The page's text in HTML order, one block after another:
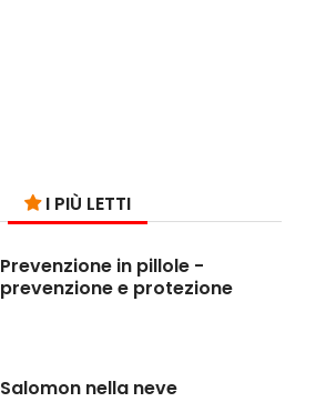
I PIÙ LETTI
Prevenzione in pillole -
prevenzione e protezione
Salomon nella neve